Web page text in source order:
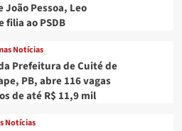
João Pessoa, Leo
filia ao PSDB
Notícias
Prefeitura de Cuité de
PB, abre 116 vagas
de até R$ 11,9 mil
Notícias